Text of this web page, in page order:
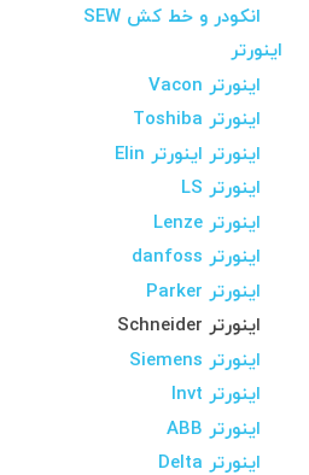
انکودر و خط کش SEW
اینورتر
اینورتر Vacon
اینورتر Toshiba
اینورتر اینورتر Elin
اینورتر LS
اینورتر Lenze
اینورتر danfoss
اینورتر Parker
اینورتر Schneider
اینورتر Siemens
اینورتر Invt
اینورتر ABB
اینورتر Delta